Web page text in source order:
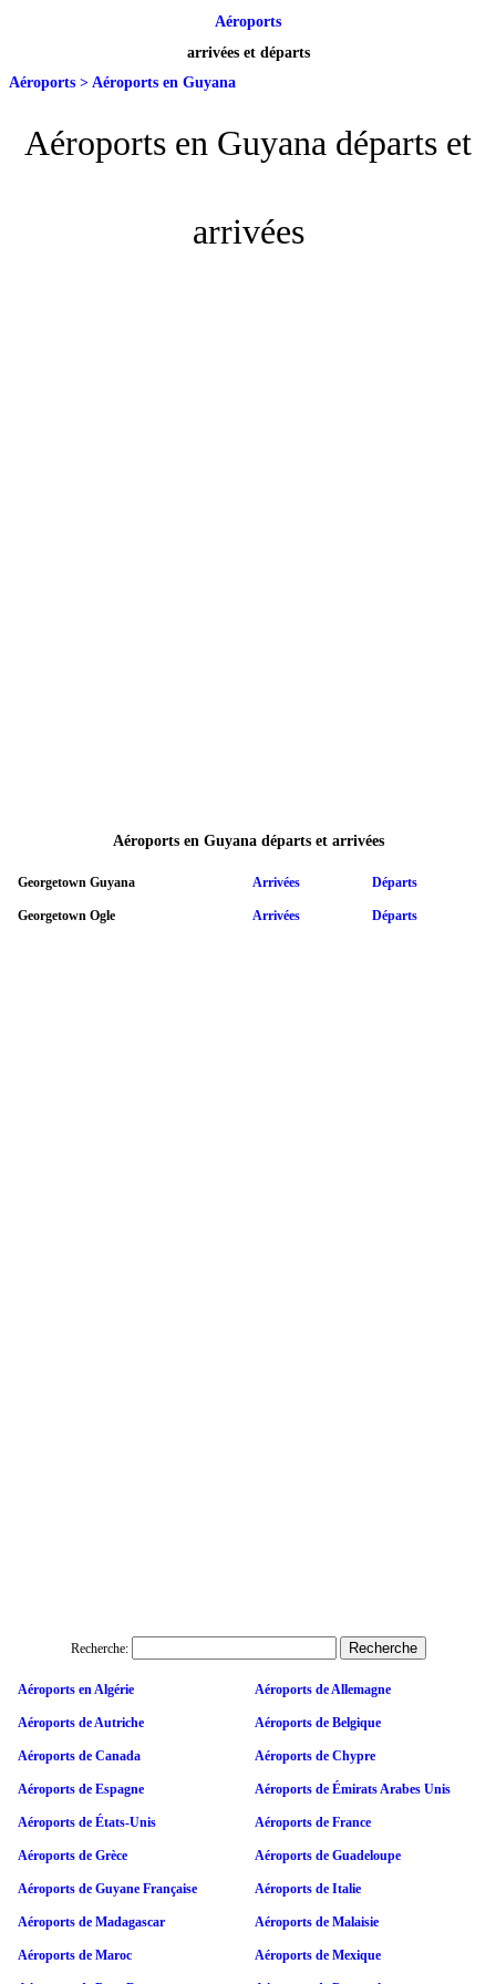
Aéroports
arrivées et départs
Aéroports > Aéroports en Guyana
Aéroports en Guyana départs et
arrivées
Aéroports en Guyana départs et arrivées
Georgetown Guyana Arrivées Départs
Georgetown Ogle Arrivées Départs
Recherche:
Aéroports en Algérie Aéroports de Allemagne
Aéroports de Autriche Aéroports de Belgique
Aéroports de Canada Aéroports de Chypre
Aéroports de Espagne Aéroports de Émirats Arabes Unis
Aéroports de États-Unis Aéroports de France
Aéroports de Grèce Aéroports de Guadeloupe
Aéroports de Guyane Française Aéroports de Italie
Aéroports de Madagascar Aéroports de Malaisie
Aéroports de Maroc Aéroports de Mexique